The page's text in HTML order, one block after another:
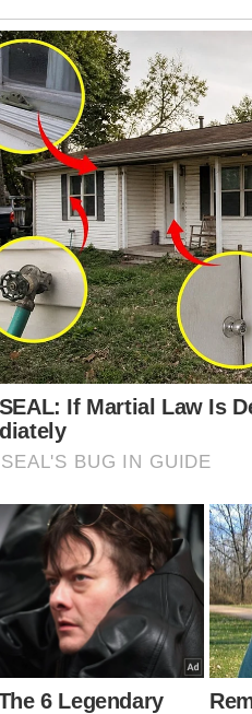
ini, Rayer
kepada Polis Diraja
kemunculan
ini dilarang
membangkit perkara
sebuah portal berita
ceramah di satu
baru-baru ini.
daripada itu, Mufti
Zainul Abidin berkata,
menentang Ahli
begitu lantang
mempersoalkan
beliau itu.